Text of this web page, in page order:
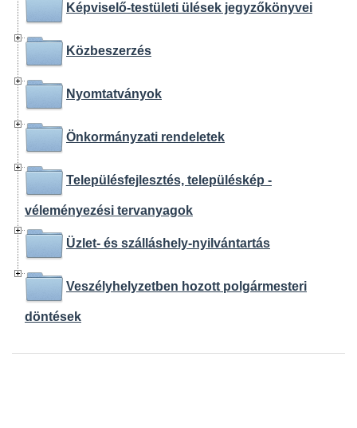
Képviselő-testületi ülések jegyzőkönyvei
Közbeszerzés
Nyomtatványok
Önkormányzati rendeletek
Településfejlesztés, településkép -
véleményezési tervanyagok
Üzlet- és szálláshely-nyilvántartás
Veszélyhelyzetben hozott polgármesteri
döntések